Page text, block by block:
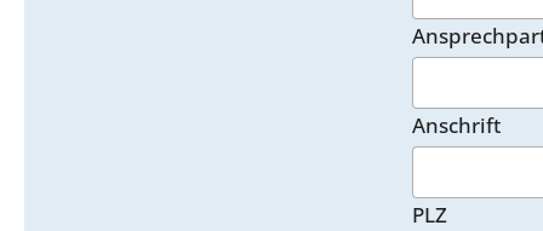
Anschrift
PLZ